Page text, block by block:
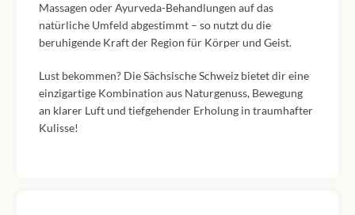
Massagen oder Ayurveda-Behandlungen auf das
natürliche Umfeld abgestimmt – so nutzt du die
beruhigende Kraft der Region für Körper und Geist.
Lust bekommen? Die Sächsische Schweiz bietet dir eine
einzigartige Kombination aus Naturgenuss, Bewegung
an klarer Luft und tiefgehender Erholung in traumhafter
Kulisse!